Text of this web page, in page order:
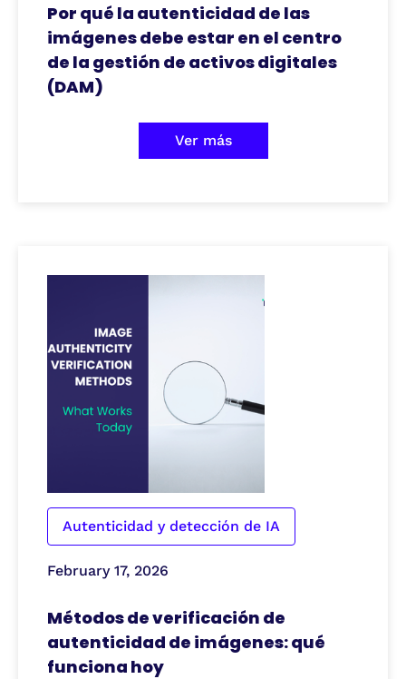
Por qué la autenticidad de las
imágenes debe estar en el centro
de la gestión de activos digitales
(DAM)
Ver más
Autenticidad y detección de IA
February 17, 2026
Métodos de verificación de
autenticidad de imágenes: qué
funciona hoy